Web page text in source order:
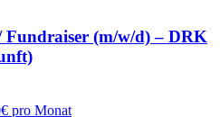
Fundraiser (m/w/d) – DRK
pro Monat